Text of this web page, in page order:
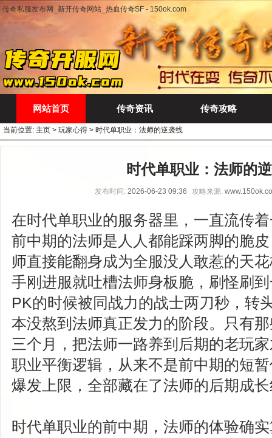
传奇私服发布网_新开传奇网站_热血传奇SF - 150ok.com
网站首页 传奇资讯 传奇攻略
当前位置: 主页 > 玩家心得 > 时代单职业：法师的逆袭线
时代单职业：法师的
发布时间: 2026-06-23 09:36 攻略来源:
在时代单职业的服务器里，一直流传
前中期的法师是人人都能踩两脚的脆
师直接能翻身成为全服没人敢惹的天
手刚进服就吐槽法师身板脆，刷怪刷
PK的时候被同战力的战士两刀秒，转
本没熬到法师真正发力的阶段。只有
三个月，把法师一路养到后期的老玩
职业平衡逻辑，从来不是前中期的短
爆发上限，全部藏在了法师的后期成
时代单职业的前中期，法师的体验确